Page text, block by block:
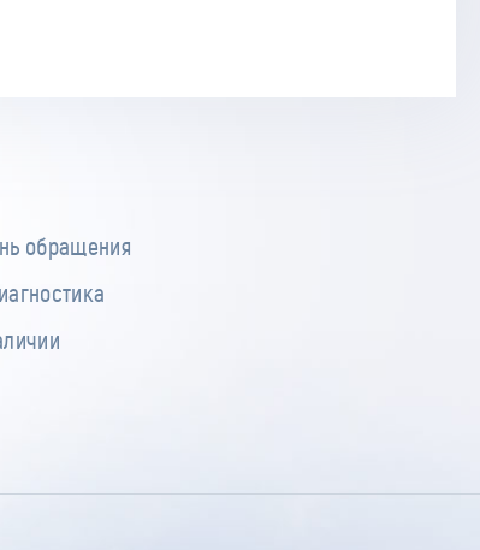
обращения